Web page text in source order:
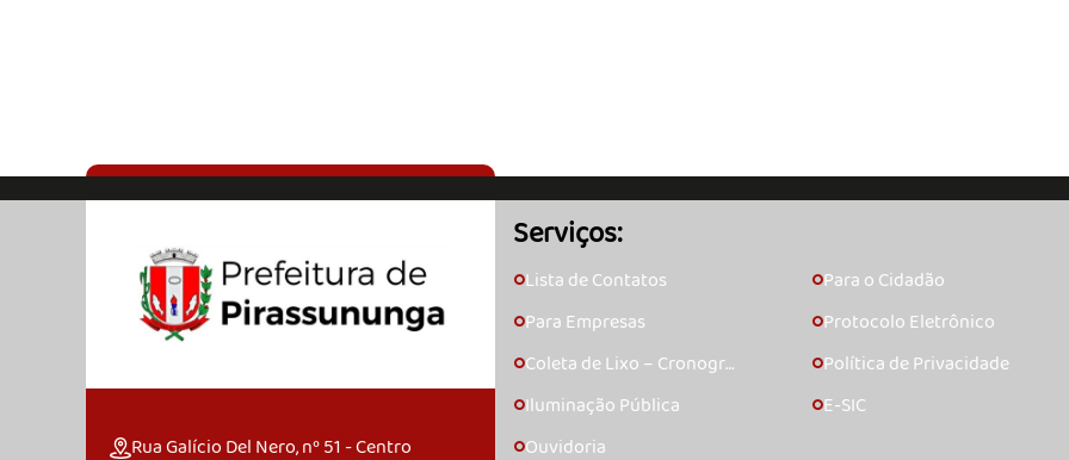
Rua Galício Del Nero, nº 51 - Centro
Serviços:
🞇Lista de Contatos 🞇Para o Cidadão
🞇Para Empresas 🞇Protocolo Eletrônico
🞇Coleta de Lixo – Cronogra
🞇Política de Privacidade
🞇Iluminação Pública 🞇E-SIC
🞇Ouvidoria